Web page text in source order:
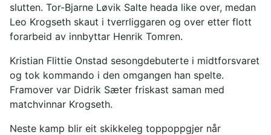
slutten. Tor-Bjarne Løvik Salte heada like over, medan
Leo Krogseth skaut i tverrliggaren og over etter flott
forarbeid av innbyttar Henrik Tomren.
Kristian Flittie Onstad sesongdebuterte i midtforsvaret
og tok kommando i den omgangen han spelte.
Framover var Didrik Sæter friskast saman med
matchvinnar Krogseth.
Neste kamp blir eit skikkeleg toppoppgjer når